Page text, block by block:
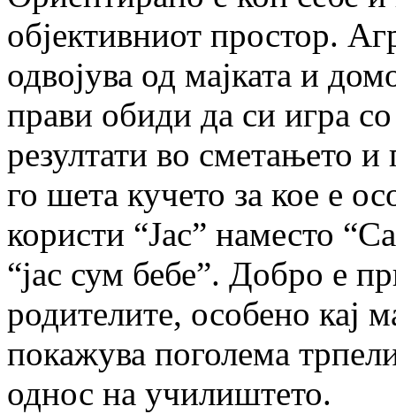
објективниот простор.
одвојува од мајката и
прави обиди да си игра
резултати во сметањето
го шета кучето за кое е
користи “Јас” наместо
“јас сум бебе”. Добро е
родителите, особено кај
покажува поголема
однос на училиштето.